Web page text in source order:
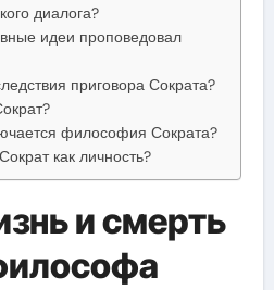
диалога?
идеи проповедовал
приговора Сократа?
философия Сократа?
как личность?
и смерть